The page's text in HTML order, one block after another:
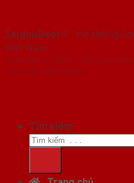
SaigonDoor™ - Hệ thống
Việt Nam
Copyright ⓒ 2016 – 2026
chủ quản SaigonDoor
Tìm kiếm: